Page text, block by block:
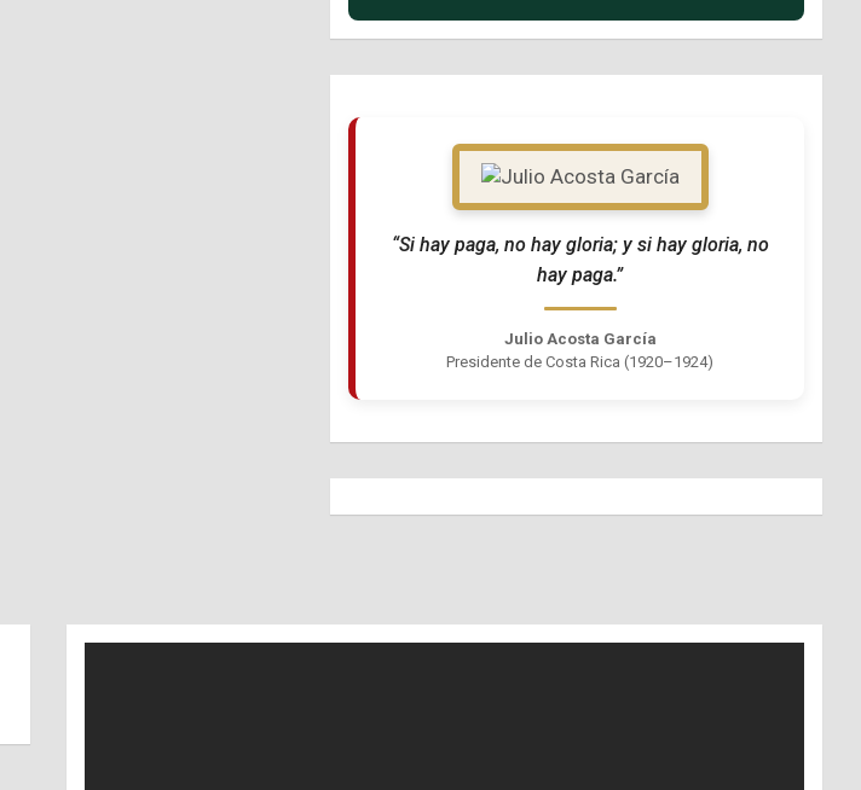
“Si hay paga, no hay gloria; y si hay gloria, no
hay paga.”
Julio Acosta García
Presidente de Costa Rica (1920–1924)